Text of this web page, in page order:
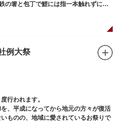
の箸と包丁で鯉には指一本触れずに鯉
るまわれます。
例大祭
行われます。
、平成になってから地元の方々が復活
ものの、地域に愛されているお祭りで